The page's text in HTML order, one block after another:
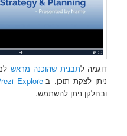
דוגמה לתבנית שהוכנה מראש
ניתן לצקת תוכן. ב-Explore
ובחלקן ניתן להשתמש.